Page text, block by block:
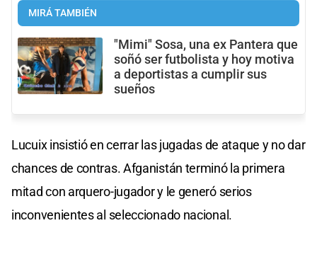
MIRÁ TAMBIÉN
"Mimi" Sosa, una ex Pantera que
soñó ser futbolista y hoy motiva
a deportistas a cumplir sus
sueños
Lucuix insistió en cerrar las jugadas de ataque y no dar
chances de contras. Afganistán terminó la primera
mitad con arquero-jugador y le generó serios
inconvenientes al seleccionado nacional.